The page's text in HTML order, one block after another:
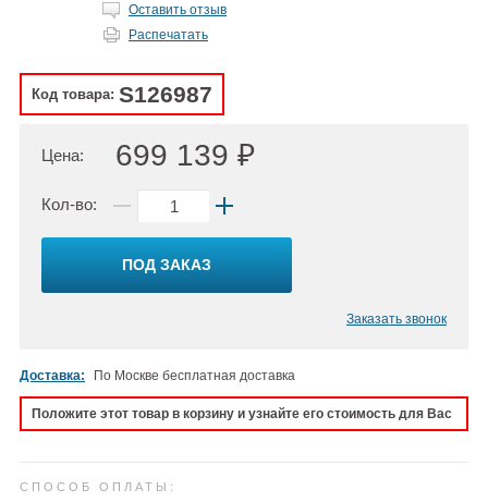
Оставить отзыв
Распечатать
Код товара: S126987
Цена: 699 139 ₽
Кол-во:
ПОД ЗАКАЗ
Заказать звонок
Доставка: По Москве бесплатная доставка
Положите этот товар в корзину и узнайте его стоимость для Вас
СПОСОБ ОПЛАТЫ: